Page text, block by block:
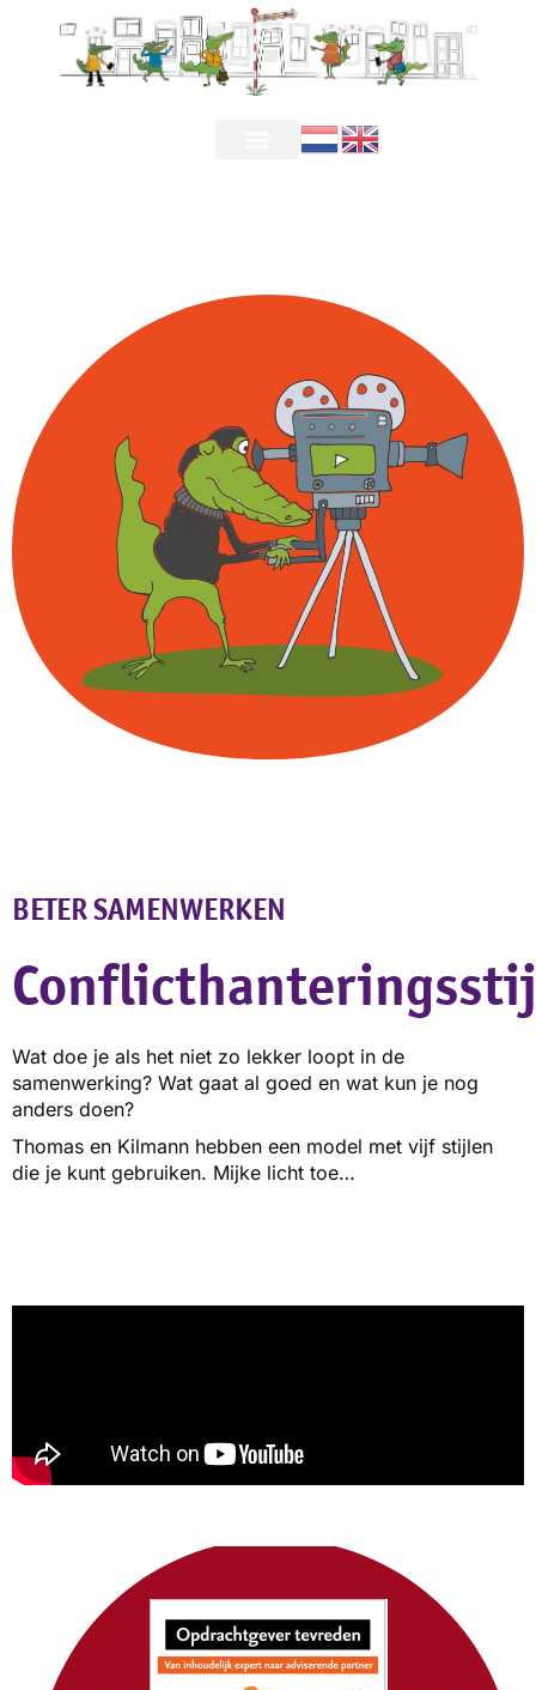
BETER SAMENWERKEN
Wat doe je als het niet zo lekker loopt in de
samenwerking? Wat gaat al goed en wat kun je nog
anders doen?
Thomas en Kilmann hebben een model met vijf stijlen
die je kunt gebruiken. Mijke licht toe…